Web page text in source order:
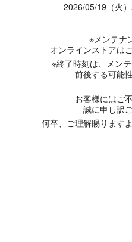
2026/05/19（火
※メンテナ
オンラインストアは
※終了時刻は、メン
前後する可能
お客様にはご
誠に申し訳
何卒、ご理解賜ります